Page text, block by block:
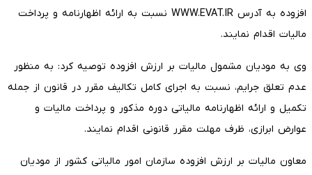
افزوده به آدرس WWW.EVAT.IR نسبت به ارائه اظهارنامه و پرداخت
مالیات اقدام نمایند.
وی به مودیان مشمول مالیات بر ارزش افزوده توصیه کرد: به منظور
عدم تعلق جرایم، نسبت به اجرای کامل تکالیف مقرر در قانون از جمله
تکمیل و ارائه اظهارنامه مالیاتی دوره مذکور و پرداخت مالیات و
عوارض ابرازی، ظرف مهلت مقرر قانونی اقدام نمایند.
معاون مالیات بر ارزش افزوده سازمان امور مالیاتی کشور از مودیان